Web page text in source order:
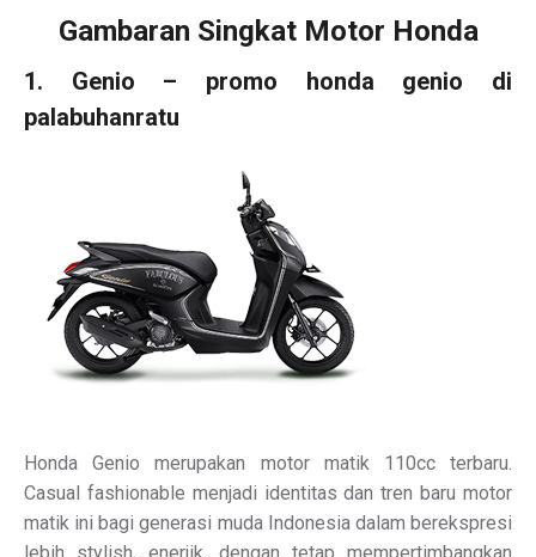
Gambaran Singkat Motor Honda
1. Genio – promo honda genio di
palabuhanratu
Honda Genio merupakan motor matik 110cc terbaru.
Casual fashionable menjadi identitas dan tren baru motor
matik ini bagi generasi muda Indonesia dalam berekspresi
lebih stylish, enerjik, dengan tetap mempertimbangkan